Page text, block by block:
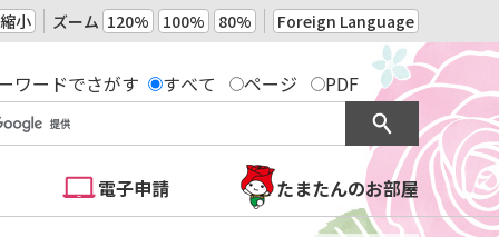
縮小 ズーム 120% 100% 80% Foreign Language
ワードでさがす すべて ページ PDF
電子申請 たまたんのお部屋